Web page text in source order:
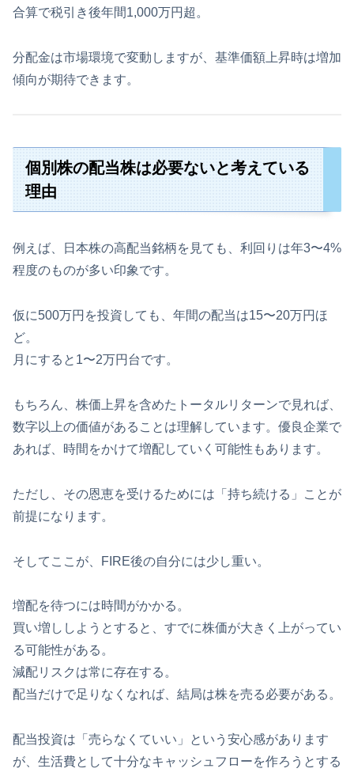
合算で税引き後年間1,000万円超。
分配金は市場環境で変動しますが、基準価額上昇時は増加
傾向が期待できます。
個別株の配当株は必要ないと考えている
理由
例えば、日本株の高配当銘柄を見ても、利回りは年3〜4%
程度のものが多い印象です。
仮に500万円を投資しても、年間の配当は15〜20万円ほ
ど。
月にすると1〜2万円台です。
もちろん、株価上昇を含めたトータルリターンで見れば、
数字以上の価値があることは理解しています。優良企業で
あれば、時間をかけて増配していく可能性もあります。
ただし、その恩恵を受けるためには「持ち続ける」ことが
前提になります。
そしてここが、FIRE後の自分には少し重い。
増配を待つには時間がかかる。
買い増ししようとすると、すでに株価が大きく上がってい
る可能性がある。
減配リスクは常に存在する。
配当だけで足りなくなれば、結局は株を売る必要がある。
配当投資は「売らなくていい」という安心感があります
が、生活費として十分なキャッシュフローを作ろうとする